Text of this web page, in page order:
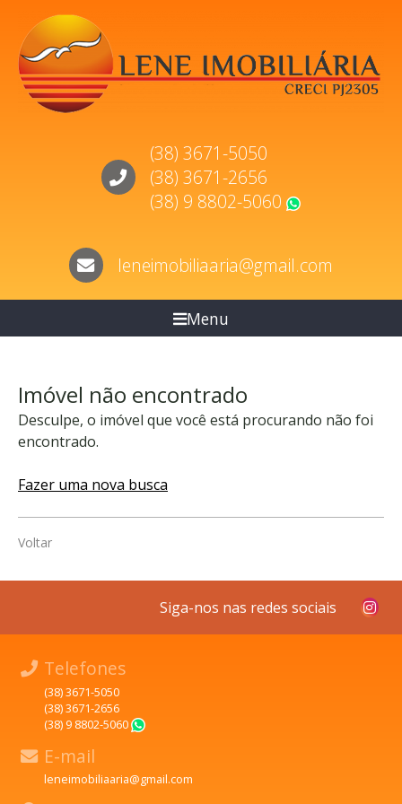
(38) 3671-5050
(38) 3671-2656
(38) 9 8802-5060
leneimobiliaaria@gmail.com
Menu
Imóvel não encontrado
Desculpe, o imóvel que você está procurando não foi
encontrado.
Fazer uma nova busca
Voltar
Siga-nos nas redes sociais
Telefones
(38) 3671-5050
(38) 3671-2656
(38) 9 8802-5060
E-mail
leneimobiliaaria@gmail.com